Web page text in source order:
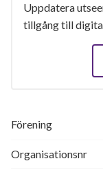
Uppdatera
tillgång till
Förening
Organisationsnr